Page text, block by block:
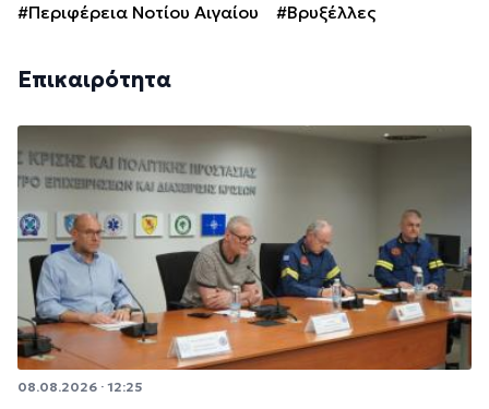
#Περιφέρεια Νοτίου Αιγαίου
#Βρυξέλλες
Επικαιρότητα
08.08.2026 · 12:25